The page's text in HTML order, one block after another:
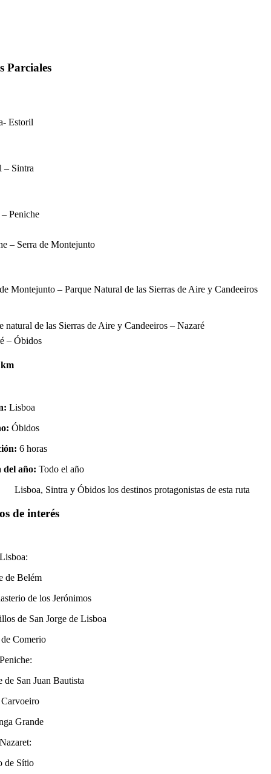
Parciales
Estoril
– Sintra
Peniche
– Serra de Montejunto
Montejunto–Parque Natural de las Sierras de Aire y Candeeiros
natural de las Sierras de Aire y Candeeiros – Nazaré
–Óbidos
Lisboa
Óbidos
6 horas
del año:Todo el año
Lisboa, Sintra y Óbidos los destinos protagonistas de esta ruta
de interés
Lisboa:
de Belém
de los Jerónimos
de San Jorge de Lisboa
deComerio
Peniche:
de San Juan Bautista
Carvoeiro
Grande
Nazaret:
de Sítio